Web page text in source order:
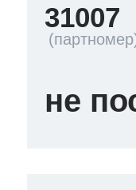
31007
не